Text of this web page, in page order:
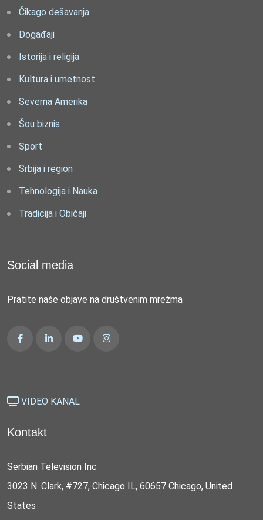
Čikago dešavanja
Događaji
Istorija i religija
Kultura i umetnost
Severna Amerika
Šou biznis
Sport
Srbija i region
Tehnologija i Nauka
Tradicija i Običaji
Social media
Pratite naše objave na društvenim mrežma
VIDEO KANAL
Kontakt
Serbian Television Inc
3023 N. Clark, #727, Chicago IL, 60657 Chicago, United
States